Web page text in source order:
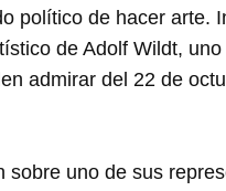
político de hacer arte.
de Adolf Wildt,
admirar del 22 de
uno de sus